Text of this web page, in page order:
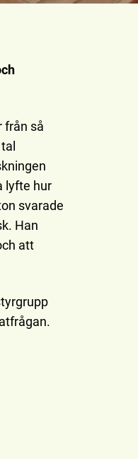
från så
lyfte hur
svarade
Han
att